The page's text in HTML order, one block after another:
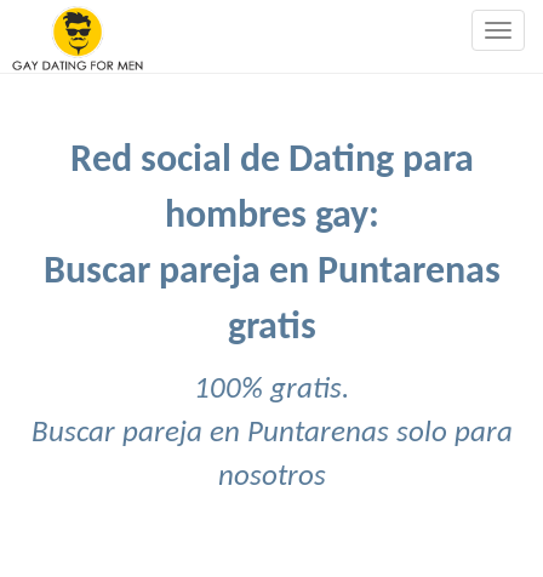
Red social de Dating para
hombres gay:
Buscar pareja en Puntarenas
gratis
100% gratis.
Buscar pareja en Puntarenas solo para
nosotros